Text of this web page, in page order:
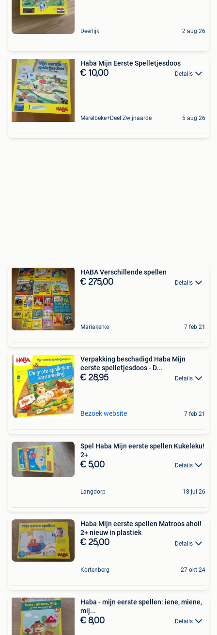
Deerlijk 2 aug 26
Haba Mijn Eerste Spelletjesdoos
€ 10,00 Details
Merelbeke+Deel Zwijnaarde 5 aug 26
HABA Verschillende spellen
€ 275,00 Details
Mariakerke 7 feb 21
Verpakking beschadigd Haba Mijn
eerste spelletjesdoos - D...
€ 28,95 Details
Bezoek website 7 feb 21
Spel Haba Mijn eerste spellen Kukeleku!
2+
€ 5,00 Details
Langdorp 18 jul 26
Haba Mijn eerste spellen Matroos ahoi!
2+ nieuw in plastiek
€ 25,00 Details
Kortenberg 27 okt 24
Haba - mijn eerste spellen: iene, miene,
mij...
€ 8,00 Details